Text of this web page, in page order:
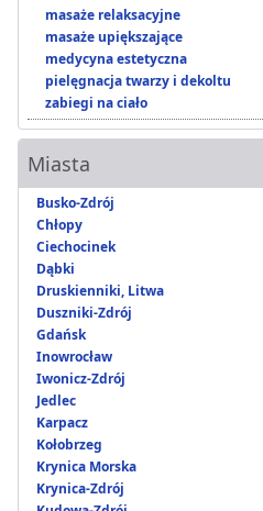
masaże relaksacyjne
masaże upiększające
medycyna estetyczna
pielęgnacja twarzy i dekoltu
zabiegi na ciało
Miasta
Busko-Zdrój
Chłopy
Ciechocinek
Dąbki
Druskienniki, Litwa
Duszniki-Zdrój
Gdańsk
Inowrocław
Iwonicz-Zdrój
Jedlec
Karpacz
Kołobrzeg
Krynica Morska
Krynica-Zdrój